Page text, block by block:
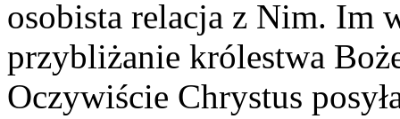
osobista relacja z Nim. Im
przybliżanie królestwa
Oczywiście Chrystus